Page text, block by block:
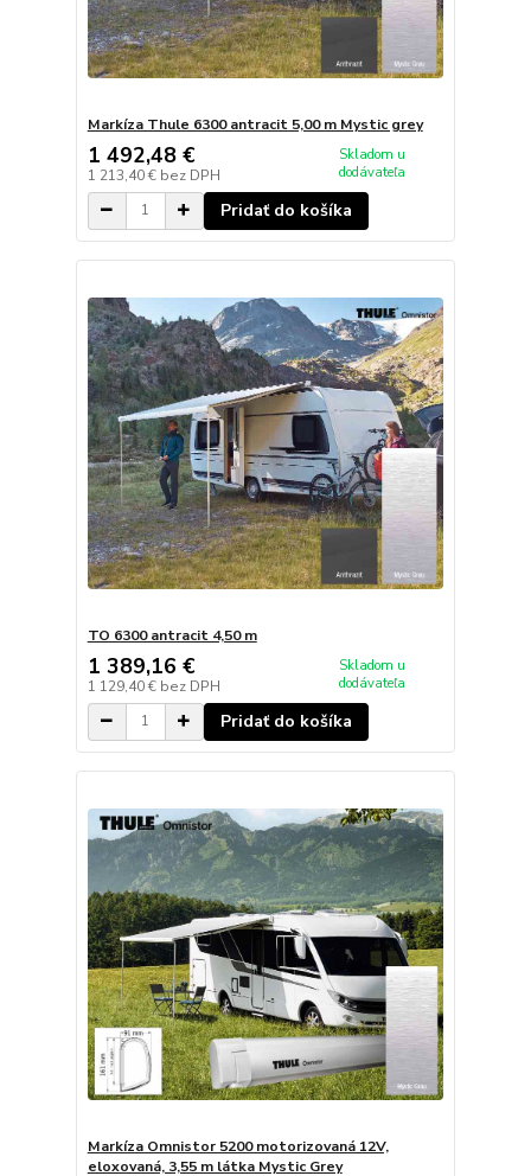
Markíza Thule 6300 antracit 5,00 m Mystic grey
1 492,48 €
1 213,40 € bez DPH
Skladom u
dodávateľa
Pridať do košíka
TO 6300 antracit 4,50 m
1 389,16 €
1 129,40 € bez DPH
Skladom u
dodávateľa
Pridať do košíka
Markíza Omnistor 5200 motorizovaná 12V,
eloxovaná, 3,55 m látka Mystic Grey